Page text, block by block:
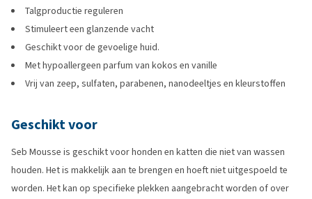
Talgproductie reguleren
Stimuleert een glanzende vacht
Geschikt voor de gevoelige huid.
Met hypoallergeen parfum van kokos en vanille
Vrij van zeep, sulfaten, parabenen, nanodeeltjes en kleurstoffen
Geschikt voor
Seb Mousse is geschikt voor honden en katten die niet van wassen
houden. Het is makkelijk aan te brengen en hoeft niet uitgespoeld te
worden. Het kan op specifieke plekken aangebracht worden of over